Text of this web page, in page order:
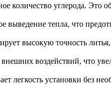
количество углерода. Это
выведение тепла, что
высокую точность
воздействий, что
легкость установки без